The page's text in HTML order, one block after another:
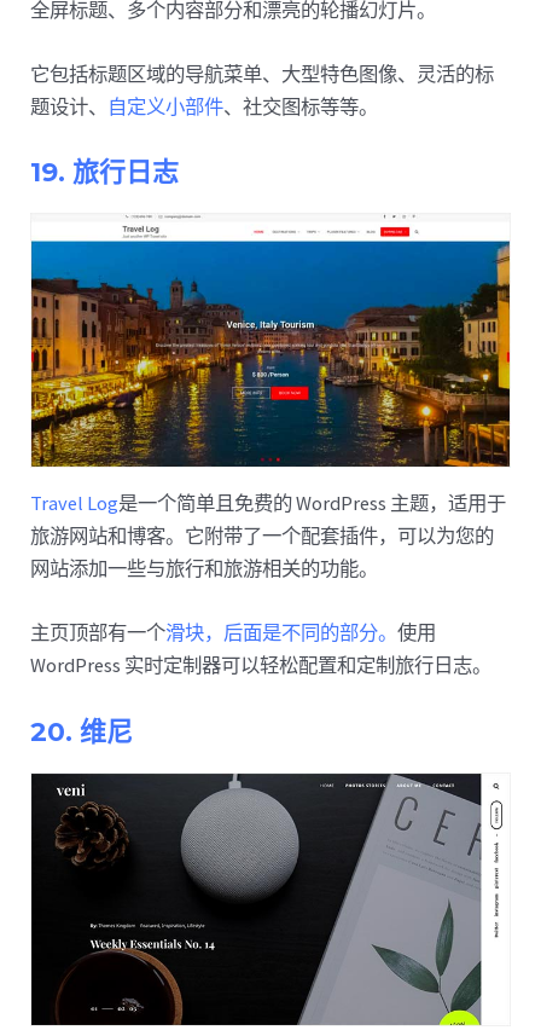
全屏标题、多个内容部分和漂亮的轮播幻灯片。
它包括标题区域的导航菜单、大型特色图像、灵活的标
题设计、 自定义小部件、社交图标等等。
19. 旅行日志
Travel Log是一个简单且免费的 WordPress 主题，适用于
旅游网站和博客。它附带了一个配套插件，可以为您的
网站添加一些与旅行和旅游相关的功能。
主页顶部有一个滑块，后面是不同的部分。使用
WordPress 实时定制器可以轻松配置和定制旅行日志。
20. 维尼